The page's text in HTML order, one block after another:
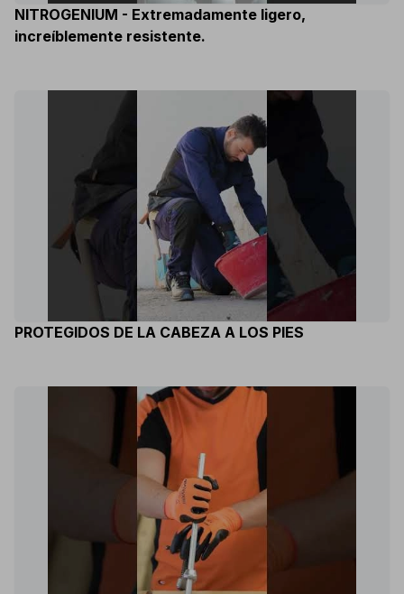
NITROGENIUM - Extremadamente ligero,
increíblemente resistente.
PROTEGIDOS DE LA CABEZA A LOS PIES